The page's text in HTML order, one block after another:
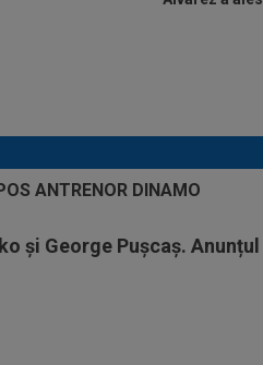
și George Pușcaș. Anunțul